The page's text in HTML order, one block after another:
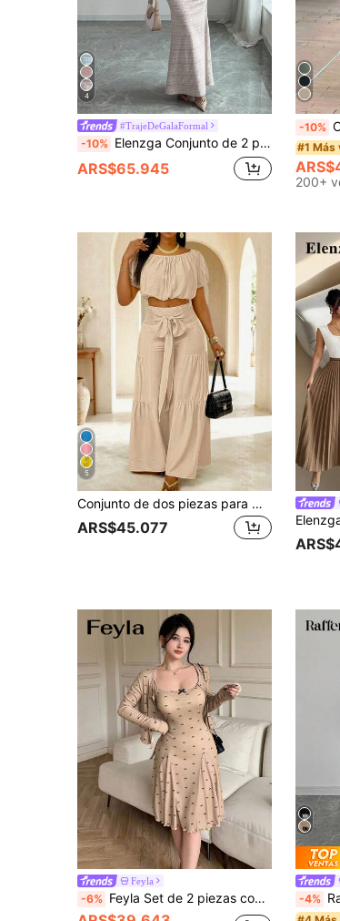
4
#TrajeDeGalaFormal
-10% Elenzga Conjunto de 2 piezas con blusa de cuello cuadrado con estampado y botones delanteros de manga larga y falda para mujer
ARS$65.945
-10%
#1 Más
200+
5
Conjunto de dos piezas para mujer de primavera/verano con top de manga corta de unicolor + pantalones largos con lazo en la cintura, ajuste ceñido sin elasticidad, elegante
ARS$45.077
Feyla
-6% Feyla Set de 2 piezas con parte superior con estampado de moño y vestido para mujer, conjunto de dos piezas para vacaciones, ropa de verano para mujer, atuendo de graduación, conjuntos de luna de miel para mujer -4% Rafferiza